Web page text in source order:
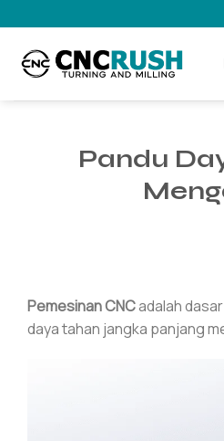
ke
konten
Pandu
Pemesinan CNCadalah
daya tahan jangka panjang